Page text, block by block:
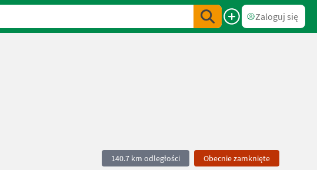
Zaloguj się
140.7 km odległości Obecnie zamknięte